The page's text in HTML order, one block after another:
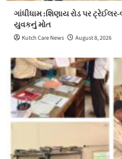
ગાંધીધામ :શિણાય રોડ પર
યુવકનું મોત
Kutch Care News August 8, 2026